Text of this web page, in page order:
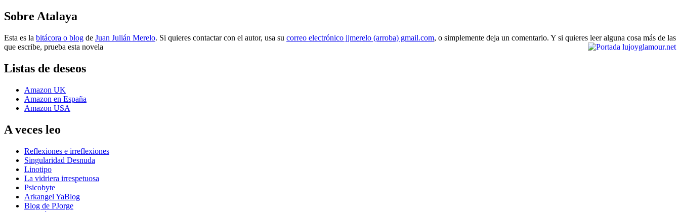
Sobre Atalaya
Esta es la bitácora o blog de Juan Julián Merelo. Si quieres contactar con el autor, usa su correo electrónico jjmerelo (arroba) gmail.com, o simplemente deja un comentario. Y si quieres leer alguna cosa más de las
que escribe, prueba esta novela
Listas de deseos
Amazon UK
Amazon en España
Amazon USA
A veces leo
Reflexiones e irreflexiones
Singularidad Desnuda
Linotipo
La vidriera irrespetuosa
Psicobyte
Arkangel YaBlog
Blog de PJorge